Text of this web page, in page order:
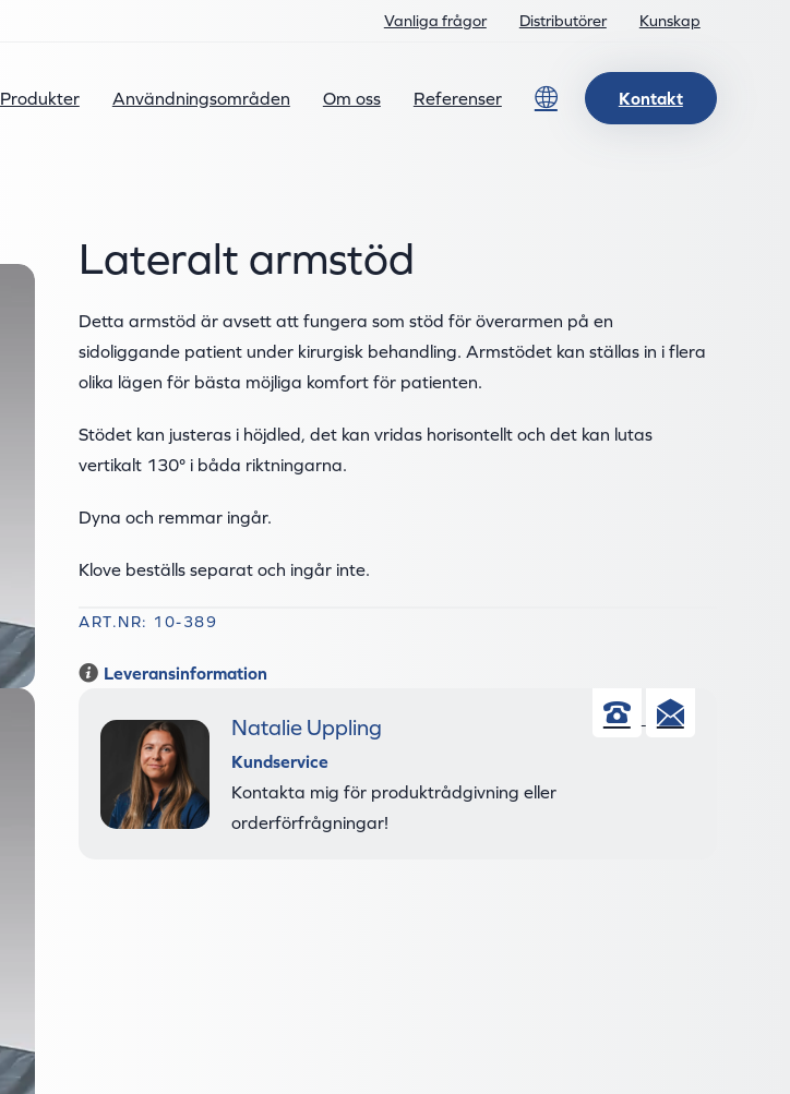
Vanliga frågor Distributörer Kunskap
Produkter Användningsområden Om oss Referenser Lang Kontakt
Lateralt armstöd
Detta armstöd är avsett att fungera som stöd för överarmen på en
sidoliggande patient under kirurgisk behandling. Armstödet kan ställas in i flera
olika lägen för bästa möjliga komfort för patienten.
Stödet kan justeras i höjdled, det kan vridas horisontellt och det kan lutas
vertikalt 130° i båda riktningarna.
Dyna och remmar ingår.
Klove beställs separat och ingår inte.
ART.NR: 10-389
Leveransinformation
Telefon
Natalie Uppling
Kundservice
Kontakta mig för produktrådgivning eller
orderförfrågningar!